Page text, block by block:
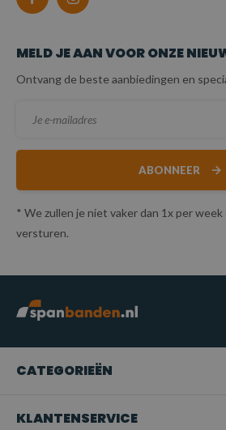
MELD JE AAN VOOR ONZE
Ontvang de beste aanbiedingen en
ABONNEER
* We zullen je niet vaker dan 1x per
versturen.
CATEGORIEËN
KLANTENSERVICE